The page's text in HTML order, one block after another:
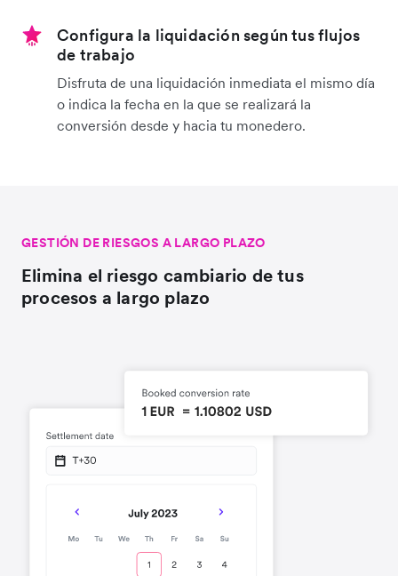
Configura la liquidación según tus flujos
de trabajo
Disfruta de una liquidación inmediata el mismo día
o indica la fecha en la que se realizará la
conversión desde y hacia tu monedero.
GESTIÓN DE RIESGOS A LARGO PLAZO
Elimina el riesgo cambiario de tus
procesos a largo plazo